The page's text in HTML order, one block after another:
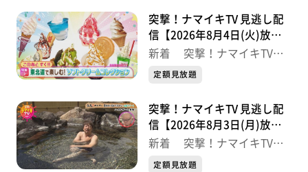
突撃！ナマイキTV 見逃し配
信【2026年8月4日(火)放送
分】
新着 突撃！ナマイキTV
最新
定額見放題
突撃！ナマイキTV 見逃し配
信【2026年8月3日(月)放送
分】
新着 突撃！ナマイキTV
最新
定額見放題